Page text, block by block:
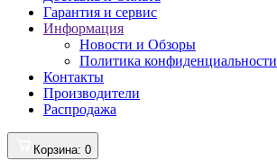
Гарантия и сервис
Информация
Новости и Обзоры
Политика конфиденциальности
Контакты
Производители
Распродажа
Корзина: 0